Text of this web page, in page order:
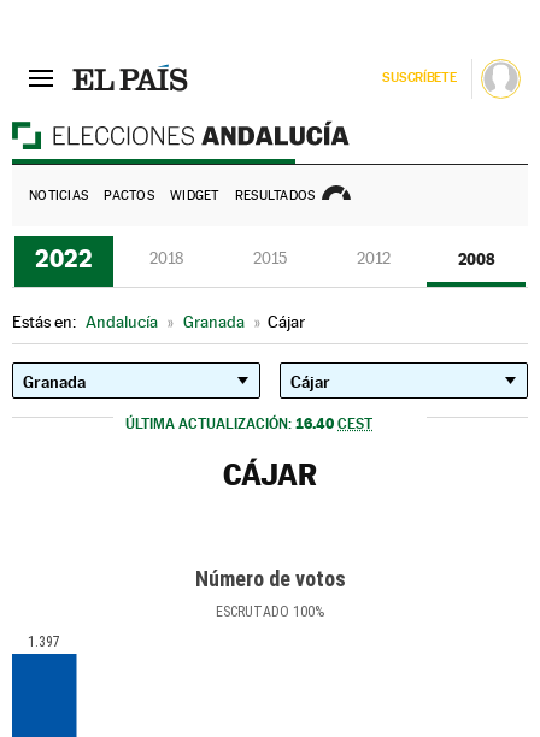
SUSCRÍBETE
NOTICIAS PACTOS WIDGET RESULTADOS
2022 2018 2015 2012 2008
Estás en: Andalucía » Granada » Cájar
ÚLTIMA ACTUALIZACIÓN: 16.40 CEST
CÁJAR
Número de votos
ESCRUTADO 100%
1.397